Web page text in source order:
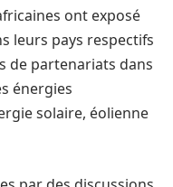
ont exposé
leurs pays respectifs
de partenariats dans
énergies
solaire, éolienne